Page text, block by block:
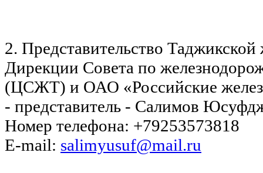
2. Представительство
Дирекции Совета по
(ЦСЖТ) и ОАО «Российские
- представитель - Салимов
Номер телефона: +79253573818
E-mail: salimyusuf@mail.ru